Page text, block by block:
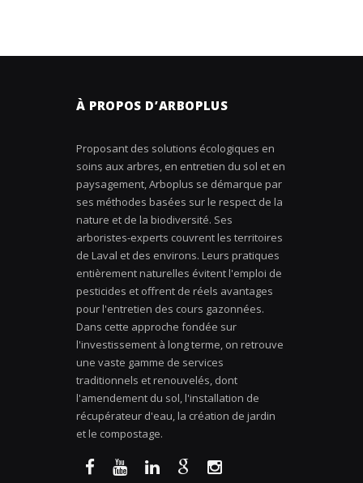
À PROPOS D’ARBOPLUS
Proposant des solutions écologiques en
soins aux arbres, en entretien du sol et en
paysagement, Arboplus se démarque par
ses méthodes basées sur le respect de la
nature et de la biodiversité. Ses
arboristes-experts couvrent les territoires
de Laval et des environs. Leurs pratiques
entièrement naturelles évitent l'emploi de
pesticides et offrent de réels avantages
pour l'entretien des cours gazonnées.
Dans cette approche fondée sur
l'investissement à long terme, on retrouve
une vaste gamme de services
traditionnels et renouvelés, dont
l'amendement du sol, l'installation de
récupérateur d'eau, la création de jardin
et le compostage.